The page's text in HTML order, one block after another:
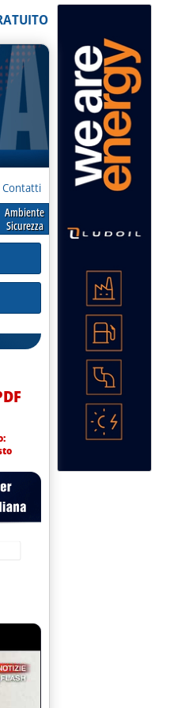
Contatti
Ambiente
Sicurezza